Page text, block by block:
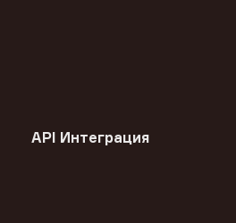
API Интеграция